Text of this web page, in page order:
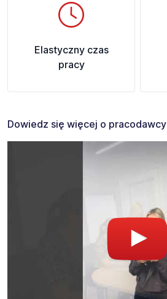
Elastyczny czas
pracy
Dowiedz się więcej o pracodawcy